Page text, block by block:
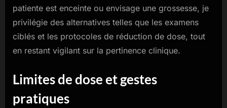
patiente est enceinte ou envisage une grossesse, je
privilégie des alternatives telles que les examens
ciblés et les protocoles de réduction de dose, tout
en restant vigilant sur la pertinence clinique.
Limites de dose et gestes
pratiques